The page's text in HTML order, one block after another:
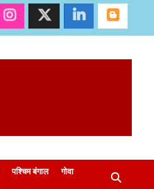
पश्चिम बंगाल गोवा